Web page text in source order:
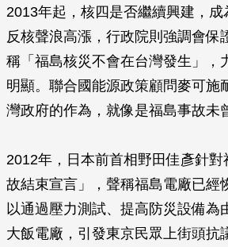
2013年起，核四是否繼續興建，成
反核聲浪高漲，行政院則強調會保
稱「福島核災不會在台灣發生」，
明顯。聯合國能源政策顧問麥可施
灣政府的作為，就像是福島事故未
2012年，日本前首相野田佳彥針
故結束宣言」，聲稱福島電廠已經
以通過壓力測試、提高防災設備為
大飯電廠，引發東京民眾上街頭抗